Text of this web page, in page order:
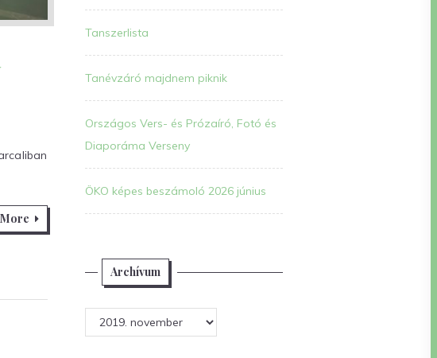
Tanszerlista
Tanévzáró majdnem piknik
Országos Vers- és Prózaíró, Fotó és
Diaporáma Verseny
ÖKO képes beszámoló 2026 június
Archívum
Archívum